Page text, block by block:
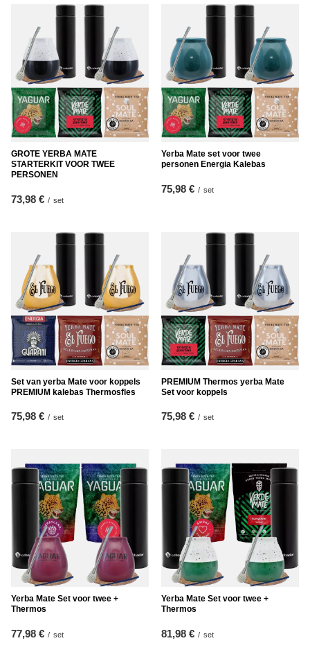
GROTE YERBA MATE
STARTERKIT VOOR TWEE
PERSONEN
73,98 € / set
Yerba Mate set voor twee
personen Energia Kalebas
75,98 € / set
Set van yerba Mate voor koppels
PREMIUM kalebas Thermosfles
75,98 € / set
PREMIUM Thermos yerba Mate
Set voor koppels
75,98 € / set
Yerba Mate Set voor twee +
Thermos
77,98 € / set
Yerba Mate Set voor twee +
Thermos
81,98 € / set